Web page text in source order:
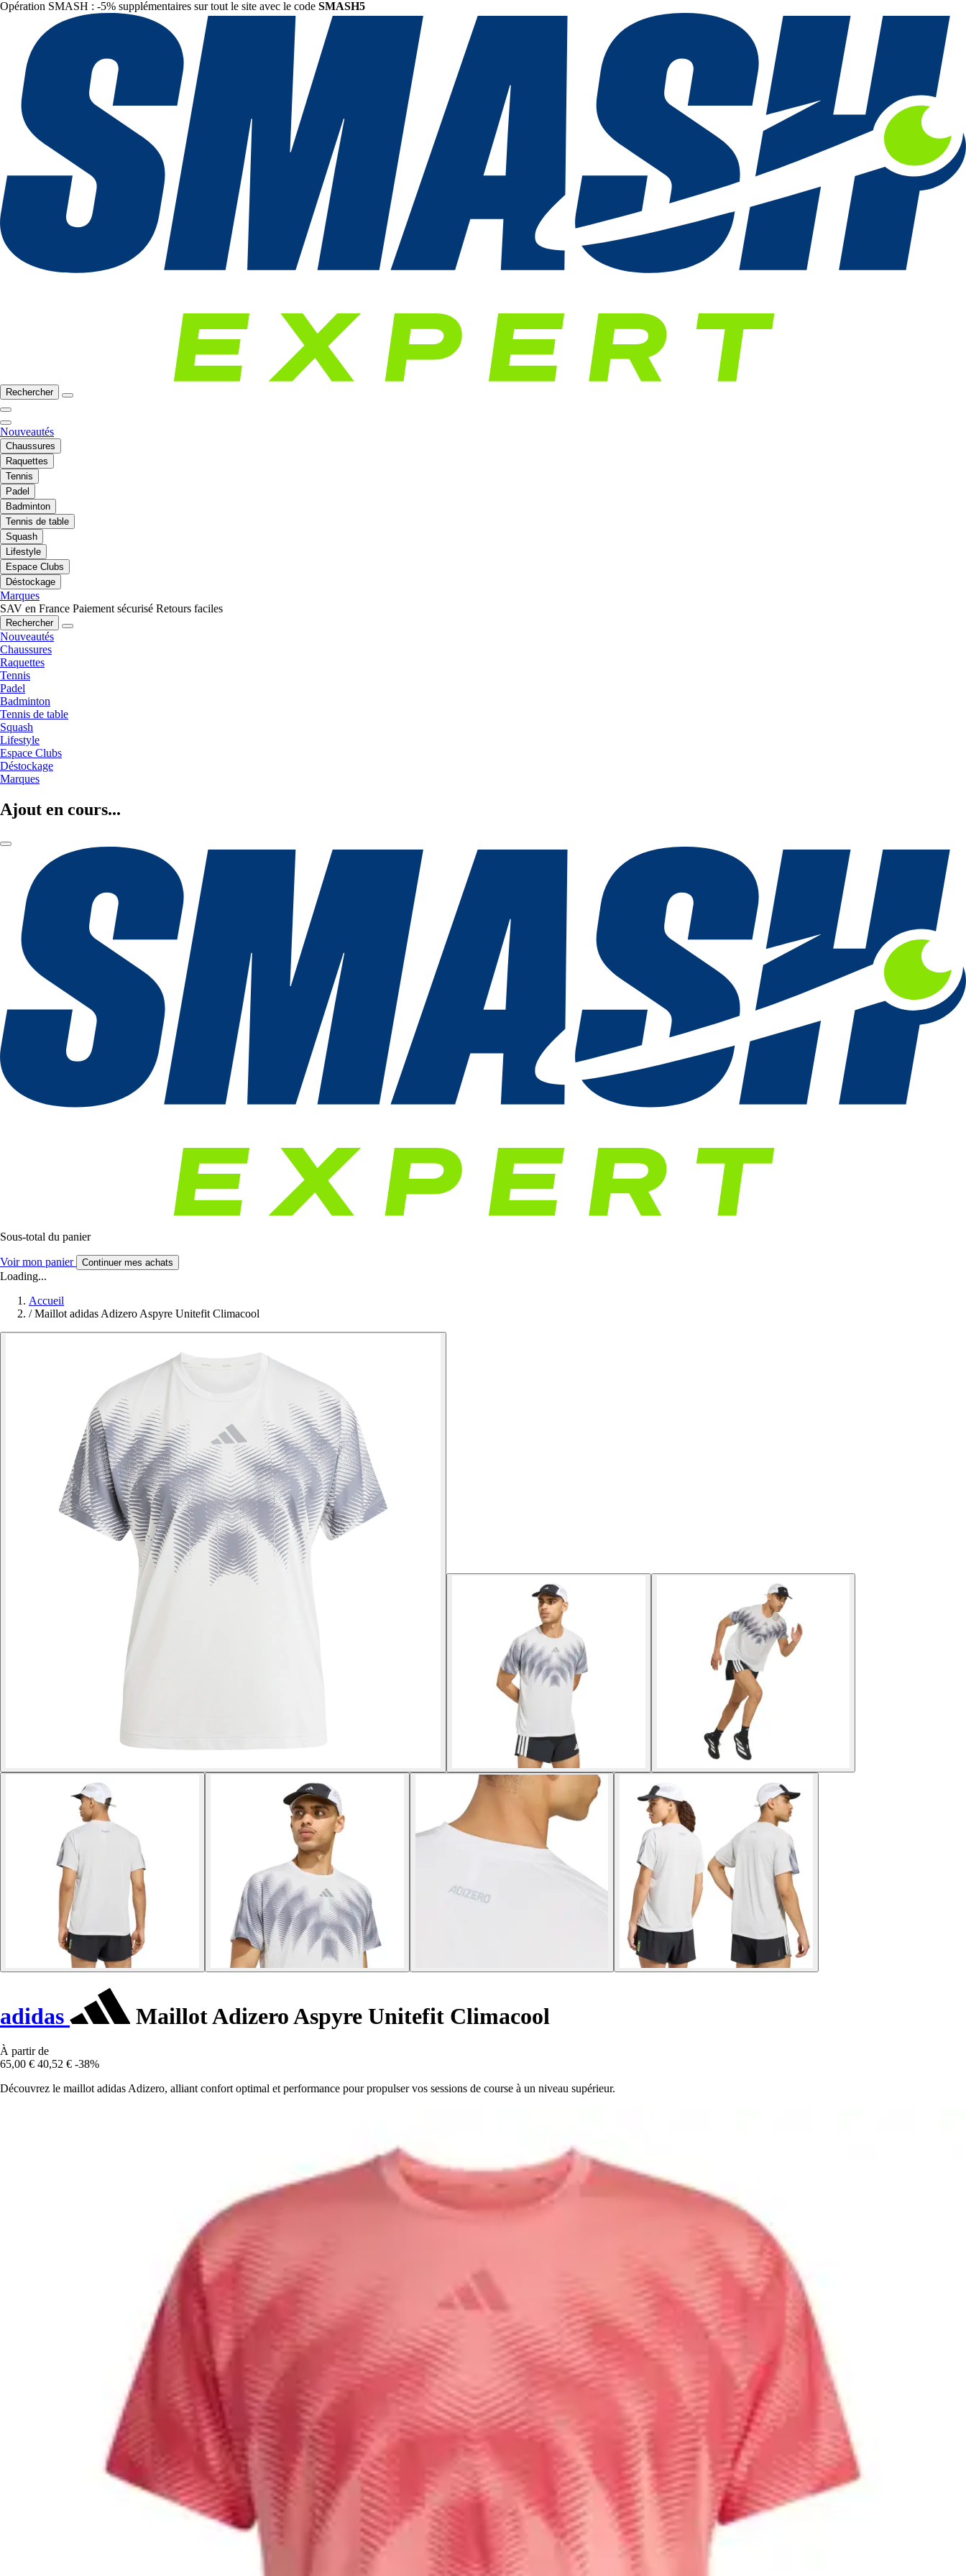
Opération SMASH : -5% supplémentaires sur tout le site avec le code SMASH5
Rechercher
Nouveautés
Chaussures
Raquettes
Tennis
Padel
Badminton
Tennis de table
Squash
Lifestyle
Espace Clubs
Déstockage
Marques
SAV en France Paiement sécurisé Retours faciles
Rechercher
Nouveautés
Chaussures
Raquettes
Tennis
Padel
Badminton
Tennis de table
Squash
Lifestyle
Espace Clubs
Déstockage
Marques
Ajout en cours...
Sous-total du panier
Voir mon panier Continuer mes achats
Loading...
Accueil
/ Maillot adidas Adizero Aspyre Unitefit Climacool
adidas Maillot Adizero Aspyre Unitefit Climacool
À partir de
65,00 € 40,52 € -38%
Découvrez le maillot adidas Adizero, alliant confort optimal et performance pour propulser vos sessions de course à un niveau supérieur.